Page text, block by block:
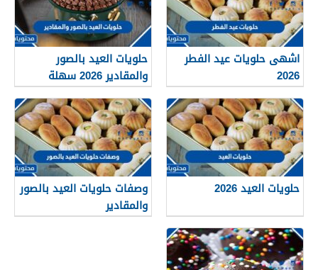
اشهى حلويات عيد الفطر
2026
حلويات العيد بالصور
والمقادير 2026 سهلة
التحضير
حلويات العيد 2026
وصفات حلويات العيد بالصور
والمقادير